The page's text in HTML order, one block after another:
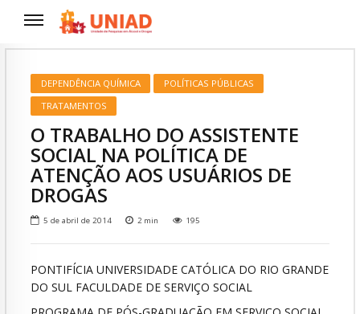
DEPENDÊNCIA QUÍMICA
POLÍTICAS PÚBLICAS
TRATAMENTOS
O TRABALHO DO ASSISTENTE
SOCIAL NA POLÍTICA DE
ATENÇÃO AOS USUÁRIOS DE
DROGAS
5 de abril de 2014 2 min 195
PONTIFÍCIA UNIVERSIDADE CATÓLICA DO RIO GRANDE
DO SUL FACULDADE DE SERVIÇO SOCIAL